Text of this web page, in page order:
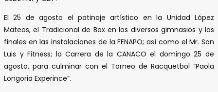
El 25 de agosto el patinaje artístico en la Unidad López
Mateos, el Tradicional de Box en los diversos gimnasios y las
finales en las instalaciones de la FENAPO; así como el Mr. San
Luis y Fitness; la Carrera de la CANACO el domingo 25 de
agosto, para culminar con el Torneo de Racquetbol “Paola
Longoria Experince”.